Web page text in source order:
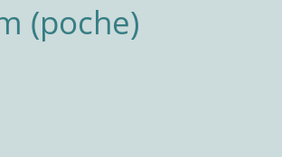
(poche)